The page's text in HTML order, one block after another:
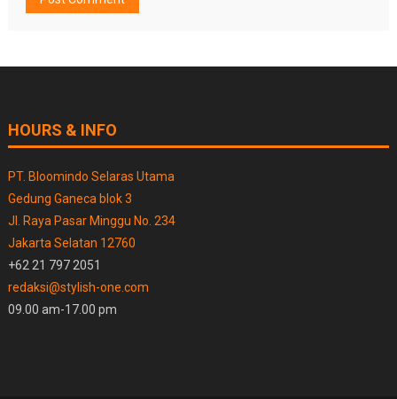
HOURS & INFO
PT. Bloomindo Selaras Utama
Gedung Ganeca blok 3
Jl. Raya Pasar Minggu No. 234
Jakarta Selatan 12760
+62 21 797 2051
redaksi@stylish-one.com
09.00 am-17.00 pm